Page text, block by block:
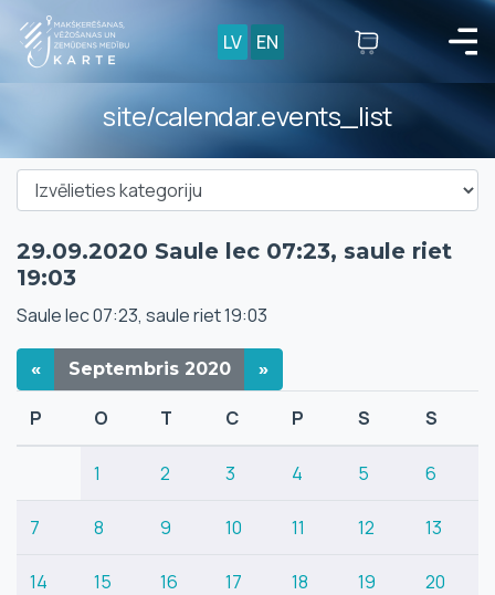
LV EN
site/calendar.events_list
29.09.2020 Saule lec 07:23, saule riet
19:03
Saule lec 07:23, saule riet 19:03
« Septembris 2020 »
P O T C P S S
1 2 3 4 5 6
7 8 9 10 11 12 13
14 15 16 17 18 19 20